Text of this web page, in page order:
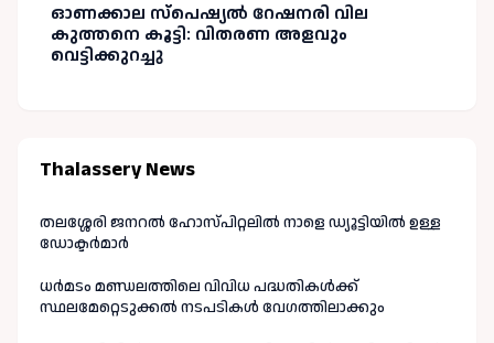
ഓണക്കാല സ്പെഷ്യൽ റേഷനരി വില
കുത്തനെ കൂട്ടി: വിതരണ അളവും
വെട്ടിക്കുറച്ചു
Thalassery News
തലശ്ശേരി ജനറൽ ഹോസ്പിറ്റലിൽ നാളെ ഡ്യൂട്ടിയിൽ ഉള്ള
ഡോക്ടർമാർ
ധർമടം മണ്ഡലത്തിലെ വിവിധ പദ്ധതികൾക്ക്
സ്ഥലമേറ്റെടുക്കൽ നടപടികൾ വേഗത്തിലാക്കും